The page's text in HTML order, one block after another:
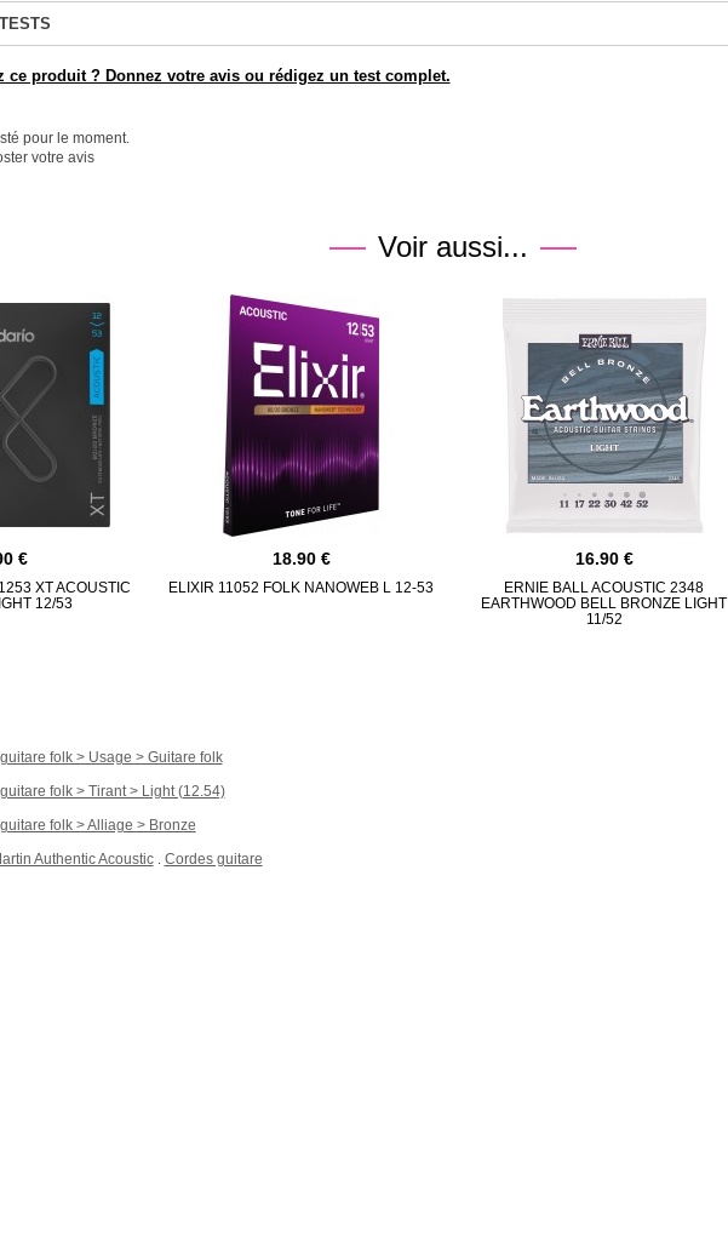
ce produit ? Donnez votre avis ou rédigez un test complet.
pour le moment.
votre avis
Voir aussi...
XT ACOUSTIC
12/53
18.90
ELIXIR 11052 FOLK NANOWEB L 12-53
16.90
ERNIE BALL ACOUSTIC 2348
EARTHWOOD BELL BRONZE LIGHT
11/52
folk > Usage > Guitare folk
folk > Tirant > Light (12.54)
folk > Alliage > Bronze
Authentic Acoustic. Cordes guitare